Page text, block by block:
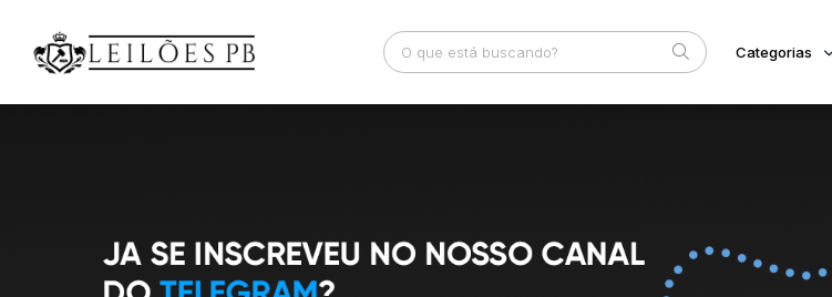
Judiciais
Categorias
Pesados
Utilitário